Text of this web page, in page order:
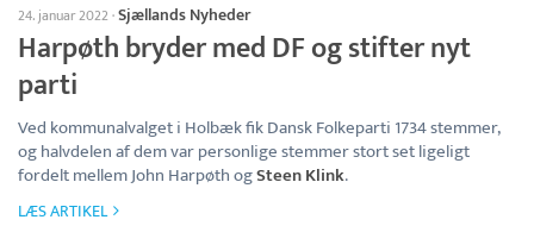
24. januar 2022·Sjællands Nyheder
Harpøth bryder med DF og stifter nyt
parti
Ved kommunalvalget i Holbæk fik Dansk Folkeparti 1734 stemmer,
og halvdelen af dem var personlige stemmer stort set ligeligt
fordelt mellem John Harpøth ogSteen Klink.
LÆS ARTIKEL